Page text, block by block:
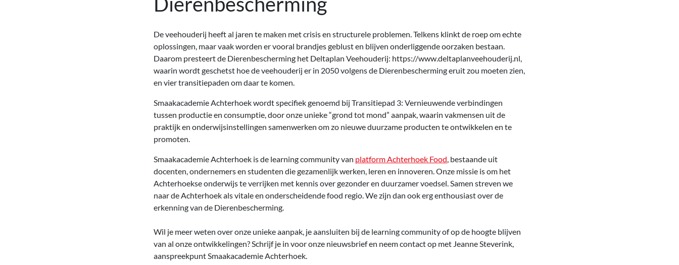
De veehouderij heeft al jaren te maken met crisis en structurele problemen. Telkens klinkt de roep om echte
oplossingen, maar vaak worden er vooral brandjes geblust en blijven onderliggende oorzaken bestaan.
Daarom presteert de Dierenbescherming het Deltaplan Veehouderij: https://www.deltaplanveehouderij.nl,
waarin wordt geschetst hoe de veehouderij er in 2050 volgens de Dierenbescherming eruit zou moeten zien,
en vier transitiepaden om daar te komen.
Smaakacademie Achterhoek wordt specifiek genoemd bij Transitiepad 3: Vernieuwende verbindingen
tussen productie en consumptie, door onze unieke “grond tot mond” aanpak, waarin vakmensen uit de
praktijk en onderwijsinstellingen samenwerken om zo nieuwe duurzame producten te ontwikkelen en te
promoten.
Smaakacademie Achterhoek is de learning community van platform Achterhoek Food, bestaande uit
docenten, ondernemers en studenten die gezamenlijk werken, leren en innoveren. Onze missie is om het
Achterhoekse onderwijs te verrijken met kennis over gezonder en duurzamer voedsel. Samen streven we
naar de Achterhoek als vitale en onderscheidende food regio. We zijn dan ook erg enthousiast over de
erkenning van de Dierenbescherming.
Wil je meer weten over onze unieke aanpak, je aansluiten bij de learning community of op de hoogte blijven
van al onze ontwikkelingen? Schrijf je in voor onze nieuwsbrief en neem contact op met Jeanne Steverink,
aanspreekpunt Smaakacademie Achterhoek.